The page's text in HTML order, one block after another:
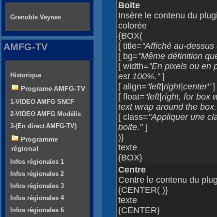
Boite
Insère le contenu du
colorée
{BOX(
[ title="Affiché au-dessus
[ bg="Même définition
[ width="En pixels ou en
est 100%."]
[ align="left|right|center"]
[ float="left|right, for box
text wrap around the
[ class="Appliquer une
boite."]
)}
texte
{BOX}
Centre
Centre le contenu du
{CENTER( )}
texte
{CENTER}
Grenoble Veynes
AMFG-TV
Historique
Programe AMFG-TV
1-VIDEO AMFG SNCF
2-VIDEO AMFG Modélis
3-(En direct AMFG-TV)
Programme
régional
Infos régionales 1
Infos régionales 2
Infos régionales 3
Infos régionales 4
Infos régionales 6